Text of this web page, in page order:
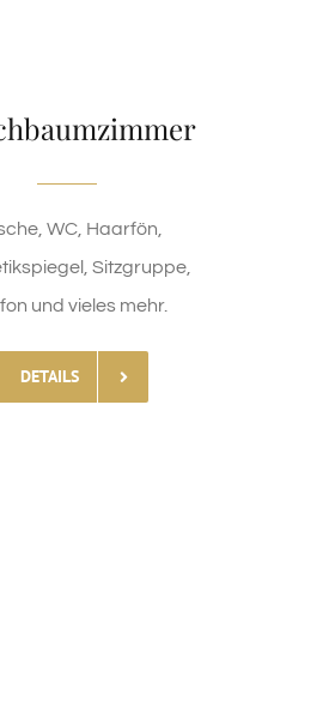
WC, Haarfön,
Sitzgruppe,
und vieles mehr.
DETAILS